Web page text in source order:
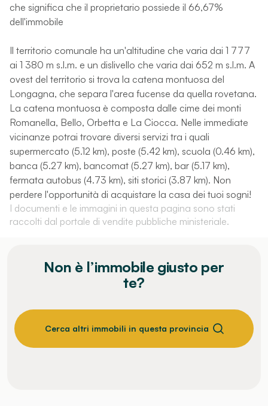
che significa che il proprietario possiede il 66,67%
dell'immobile
Il territorio comunale ha un'altitudine che varia dai 1 777
ai 1 380 m s.l.m. e un dislivello che varia dai 652 m s.l.m. A
ovest del territorio si trova la catena montuosa del
Longagna, che separa l'area fucense da quella rovetana.
La catena montuosa è composta dalle cime dei monti
Romanella, Bello, Orbetta e La Ciocca. Nelle immediate
vicinanze potrai trovare diversi servizi tra i quali
supermercato (5.12 km), poste (5.42 km), scuola (0.46 km),
banca (5.27 km), bancomat (5.27 km), bar (5.17 km),
fermata autobus (4.73 km), siti storici (3.87 km). Non
perdere l'opportunità di acquistare la casa dei tuoi sogni!
I documenti e le immagini in questa pagina sono stati
raccolti dal portale di vendite pubbliche ministeriale.
Non è l’immobile giusto per
te?
Cerca altri immobili in questa provincia